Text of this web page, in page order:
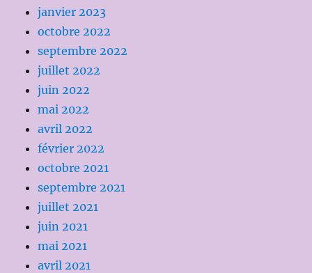
janvier 2023
octobre 2022
septembre 2022
juillet 2022
juin 2022
mai 2022
avril 2022
février 2022
octobre 2021
septembre 2021
juillet 2021
juin 2021
mai 2021
avril 2021